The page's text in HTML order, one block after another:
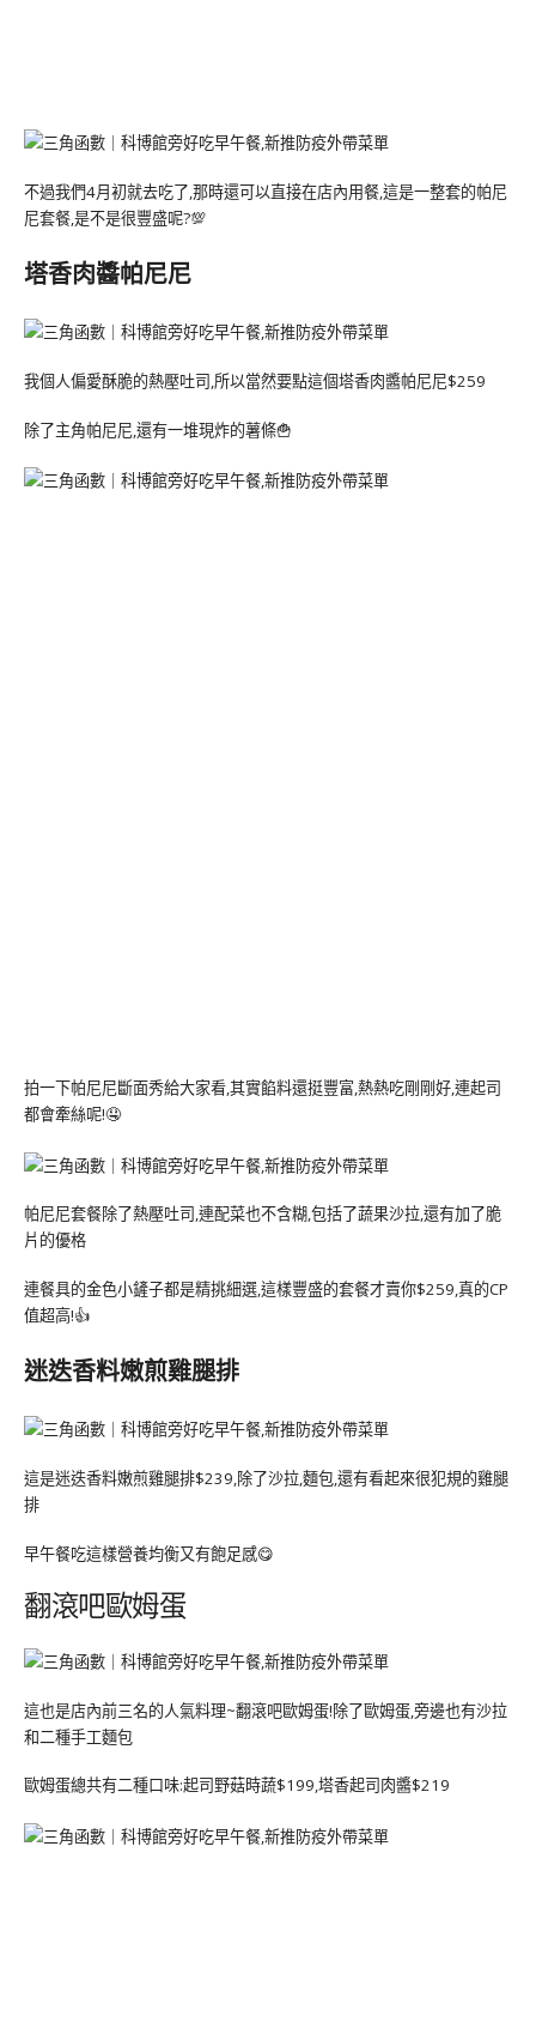
不過我們4月初就去吃了,那時還可以直接在店內用餐,這是一整套的帕尼
尼套餐,是不是很豐盛呢?💯
塔香肉醬帕尼尼
我個人偏愛酥脆的熱壓吐司,所以當然要點這個塔香肉醬帕尼尼$259
除了主角帕尼尼,還有一堆現炸的薯條🍟
拍一下帕尼尼斷面秀給大家看,其實餡料還挺豐富,熱熱吃剛剛好,連起司
都會牽絲呢!🤤
帕尼尼套餐除了熱壓吐司,連配菜也不含糊,包括了蔬果沙拉,還有加了脆
片的優格
連餐具的金色小鏟子都是精挑細選,這樣豐盛的套餐才賣你$259,真的CP
值超高!👍
迷迭香料嫩煎雞腿排
這是迷迭香料嫩煎雞腿排$239,除了沙拉,麵包,還有看起來很犯規的雞腿
排
早午餐吃這樣營養均衡又有飽足感😋
翻滾吧歐姆蛋
這也是店內前三名的人氣料理~翻滾吧歐姆蛋!除了歐姆蛋,旁邊也有沙拉
和二種手工麵包
歐姆蛋總共有二種口味:起司野菇時蔬$199,塔香起司肉醬$219